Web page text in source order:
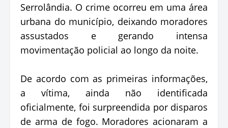
Serrolândia. O crime ocorreu em uma área
urbana do município, deixando moradores
assustados e gerando intensa
movimentação policial ao longo da noite.
De acordo com as primeiras informações,
a vítima, ainda não identificada
oficialmente, foi surpreendida por disparos
de arma de fogo. Moradores acionaram a